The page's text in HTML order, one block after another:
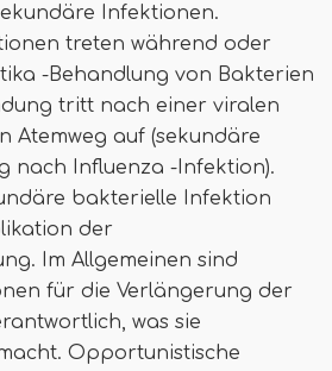
Infektionen.
treten während oder
-Behandlung von Bakterien
tritt nach einer viralen
Atemweg auf (sekundäre
nach Influenza -Infektion).
bakterielle Infektion
der
Im Allgemeinen sind
für die Verlängerung der
was sie
Opportunistische